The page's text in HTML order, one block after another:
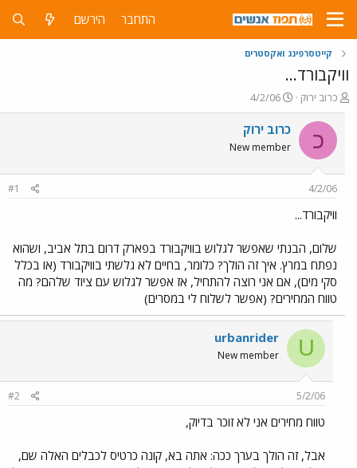
התחבר הירשם
קייטסרפינג ואקסטרים
וויקבורד...
פ
ו
ת
ח
ה
ו
ש
א
כרוב ירוק
פ
ו
ר
ס
ם
4/2/06
כ כרוב ירוק
New member
4/2/06
#1
וויקבורד...
שלום, הבנתי שאפשר לגלוש בוויקבורד בפארק דרום בתל אביב, ושהוא
נפתח במרץ. איך זה הולך? כלומר, בחיים לא גלשתי בוויקבורד (או בכלל
סקי מים), אם אני רוצה להתחיל, אז אפשר לגלוש עם ציוד שלהם? מה
טווח המחירים? (אפשר לשלוח לי במסרים)
U
urbanrider
New member
5/2/06
#2
טווח מחירים אני לא זוכר בדיוק,
אבל, זה הולך בערך ככה: אתה בא, קונה כרטיס לכבלים האלה שם,